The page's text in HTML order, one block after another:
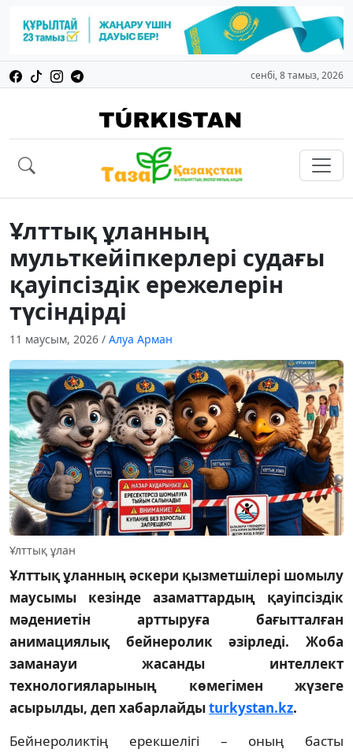
сенбі, 8 тамыз, 2026
Ұлттық ұланның
мульткейіпкерлері судағы
қауіпсіздік ережелерін
түсіндірді
11 маусым, 2026 / Алуа Арман
Ұлттық ұлан
Ұлттық ұланның әскери қызметшілері шомылу
маусымы кезінде азаматтардың қауіпсіздік
мәдениетін арттыруға бағытталған
анимациялық бейнеролик әзірледі. Жоба
заманауи жасанды интеллект
технологияларының көмегімен жүзеге
асырылды, деп хабарлайдыturkystan.kz.
Бейнероликтің ерекшелігі – оның басты